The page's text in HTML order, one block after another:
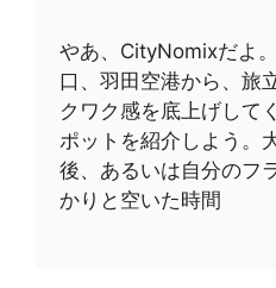
やあ、CityNomixだよ
口、羽田空港から、旅
クワク感を底上げして
ポットを紹介しよう。
後、あるいは自分のフ
かりと空いた時間